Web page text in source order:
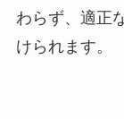
わらず、適正
けられます。